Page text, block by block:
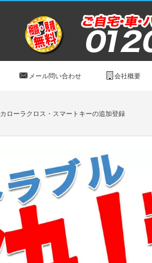
メール問い合わせ 会社概要
カローラクロス・スマートキーの追加登録